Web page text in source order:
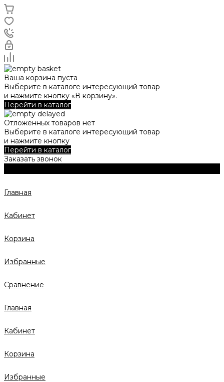
Ваша корзина пуста
Выберите в каталоге интересующий товар
и нажмите кнопку «В корзину».
Перейти в каталог
Отложенных товаров нет
Выберите в каталоге интересующий товар
и нажмите кнопку
Перейти в каталог
Заказать звонок
Главная
Кабинет
Корзина
Избранные
Сравнение
Главная
Кабинет
Корзина
Избранные